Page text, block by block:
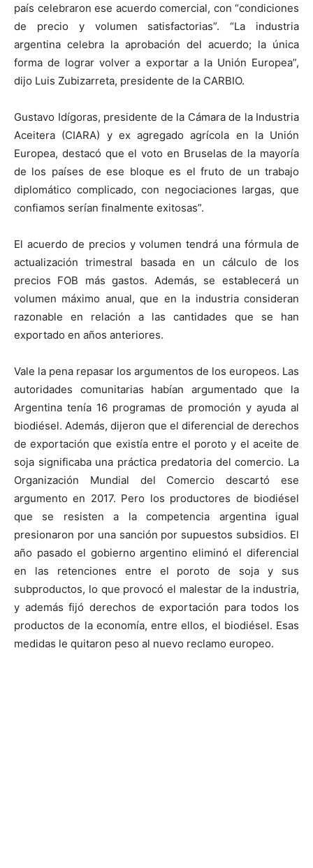
país celebraron ese acuerdo comercial, con “condiciones
de precio y volumen satisfactorias”. “La industria
argentina celebra la aprobación del acuerdo; la única
forma de lograr volver a exportar a la Unión Europea”,
dijo Luis Zubizarreta, presidente de la CARBIO.
Gustavo Idígoras, presidente de la Cámara de la Industria
Aceitera (CIARA) y ex agregado agrícola en la Unión
Europea, destacó que el voto en Bruselas de la mayoría
de los países de ese bloque es el fruto de un trabajo
diplomático complicado, con negociaciones largas, que
confiamos serían finalmente exitosas”.
El acuerdo de precios y volumen tendrá una fórmula de
actualización trimestral basada en un cálculo de los
precios FOB más gastos. Además, se establecerá un
volumen máximo anual, que en la industria consideran
razonable en relación a las cantidades que se han
exportado en años anteriores.
Vale la pena repasar los argumentos de los europeos. Las
autoridades comunitarias habían argumentado que la
Argentina tenía 16 programas de promoción y ayuda al
biodiésel. Además, dijeron que el diferencial de derechos
de exportación que existía entre el poroto y el aceite de
soja significaba una práctica predatoria del comercio. La
Organización Mundial del Comercio descartó ese
argumento en 2017. Pero los productores de biodiésel
que se resisten a la competencia argentina igual
presionaron por una sanción por supuestos subsidios. El
año pasado el gobierno argentino eliminó el diferencial
en las retenciones entre el poroto de soja y sus
subproductos, lo que provocó el malestar de la industria,
y además fijó derechos de exportación para todos los
productos de la economía, entre ellos, el biodiésel. Esas
medidas le quitaron peso al nuevo reclamo europeo.